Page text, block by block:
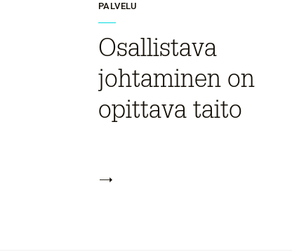
PALVELU
Osallistava
johtaminen on
opittava taito